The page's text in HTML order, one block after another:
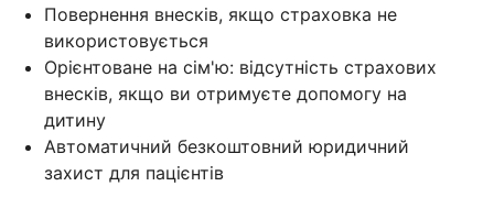
Повернення внесків, якщо страховка не
використовується
Орієнтоване на сім'ю: відсутність страхових
внесків, якщо ви отримуєте допомогу на
дитину
Автоматичний безкоштовний юридичний
захист для пацієнтів